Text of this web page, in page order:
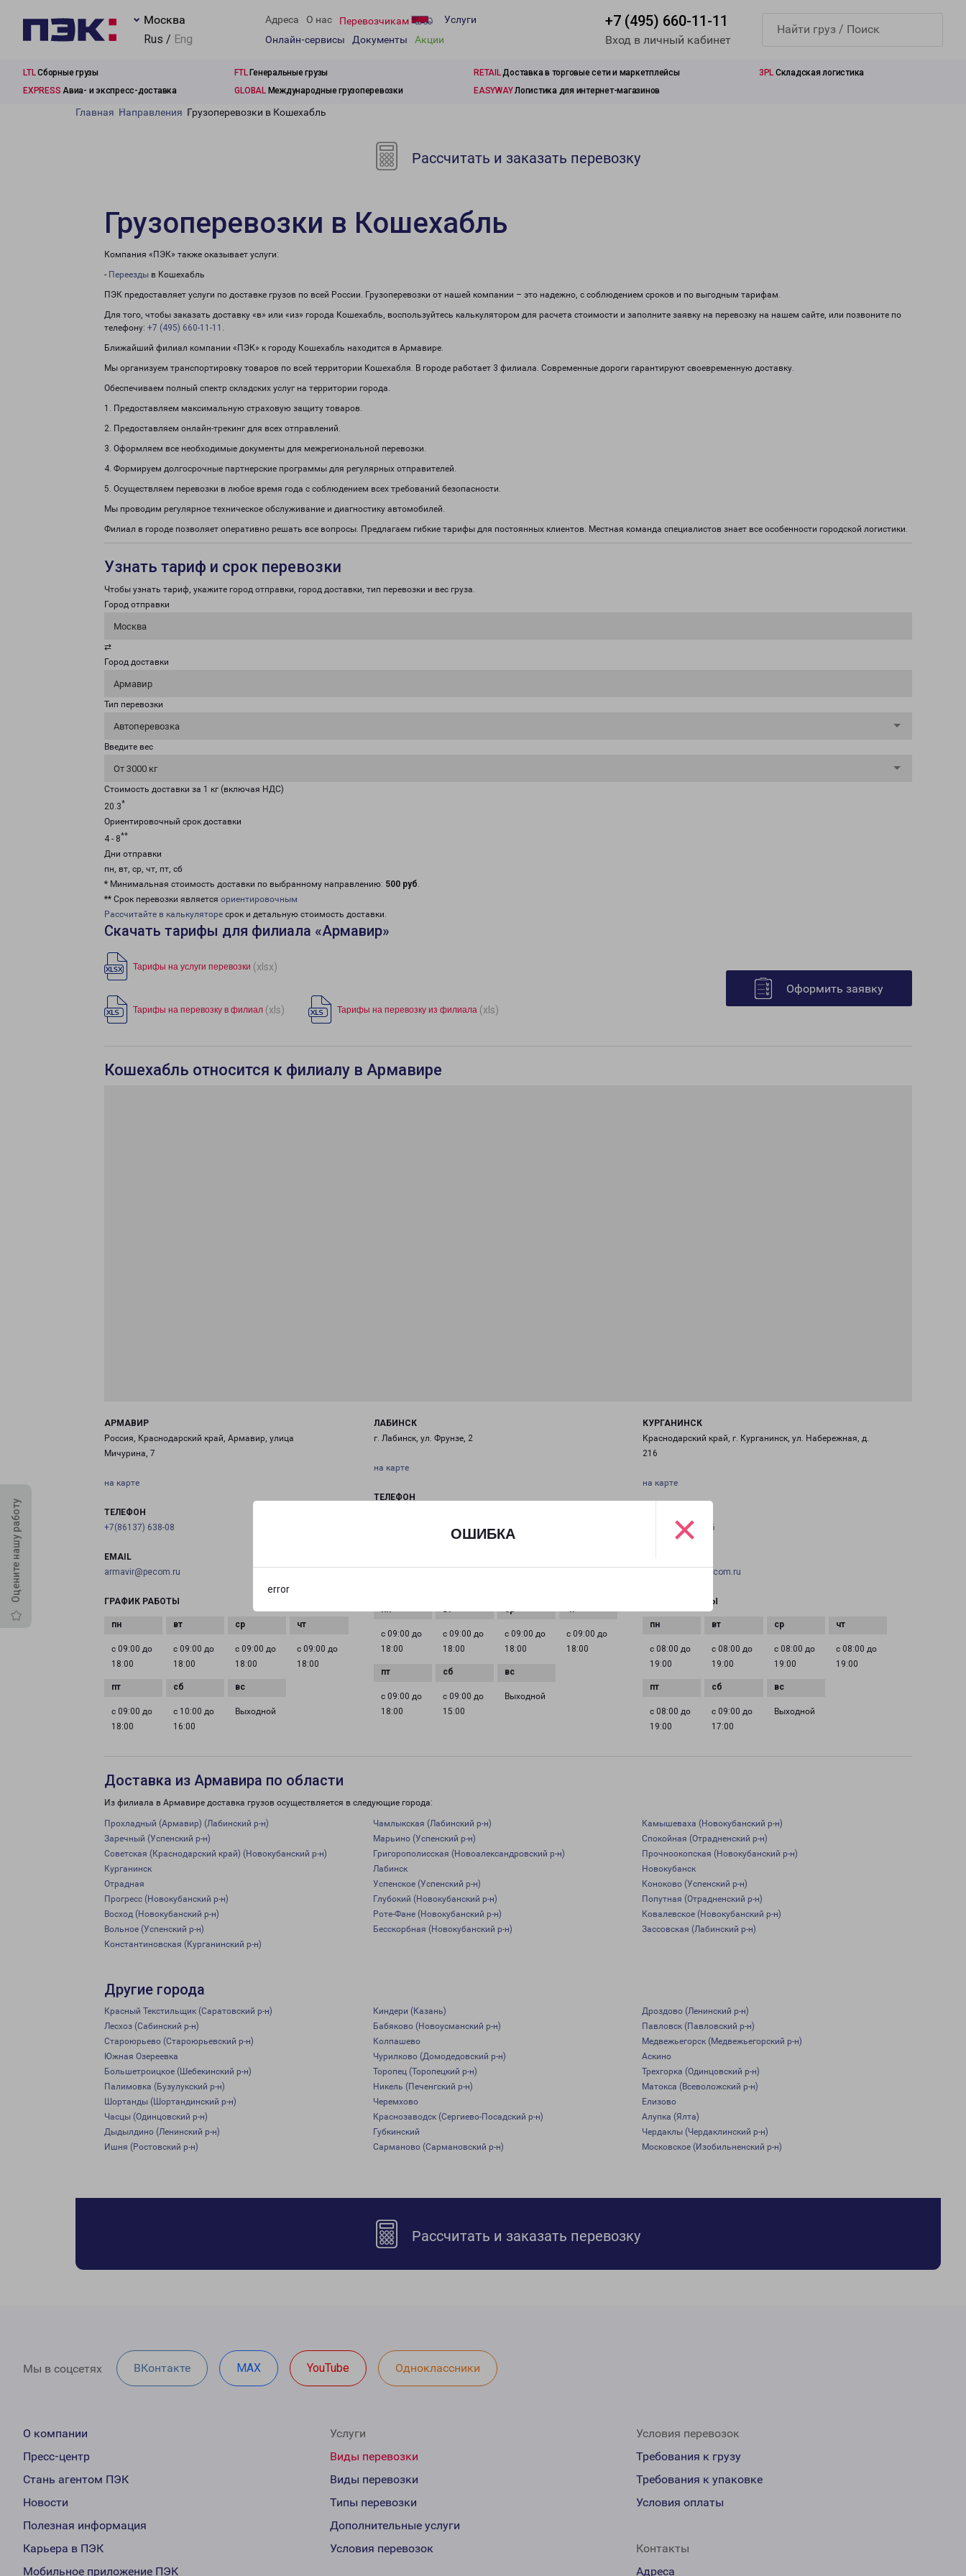
ОШИБКА
error
×
Москва
Rus / Eng
Адреса О нас Перевозчикам
Услуги
Онлайн-сервисы
Документы Акции
+7 (495) 660-11-11
Вход в личный кабинет
LTLСборные грузы FTLГенеральные грузы RETAILДоставка в торговые сети и маркетплейсы 3PL Складская логистика
EXPRESS Авиа- и экспресс-доставка GLOBALМеждународные грузоперевозки EASYWAYЛогистика для интернет-магазинов
Оцените нашу работу
Главная Направления Грузоперевозки в Кошехабль
Рассчитать и заказать перевозку
Грузоперевозки в Кошехабль
Компания «ПЭК» также оказывает услуги:
- Переезды в Кошехабль
ПЭК предоставляет услуги по доставке грузов по всей России. Грузоперевозки от нашей компании – это надежно, с соблюдением сроков и по выгодным тарифам.
Для того, чтобы заказать доставку «в» или «из» города Кошехабль, воспользуйтесь калькулятором для расчета стоимости и заполните заявку на перевозку на нашем сайте, или позвоните по
телефону: +7 (495) 660-11-11 .
Ближайший филиал компании «ПЭК» к городу Кошехабль находится в Армавире.
Мы организуем транспортировку товаров по всей территории Кошехабля. В городе работает 3 филиала. Современные дороги гарантируют своевременную доставку.
Обеспечиваем полный спектр складских услуг на территории города.
1. Предоставляем максимальную страховую защиту товаров.
2. Предоставляем онлайн-трекинг для всех отправлений.
3. Оформляем все необходимые документы для межрегиональной перевозки.
4. Формируем долгосрочные партнерские программы для регулярных отправителей.
5. Осуществляем перевозки в любое время года с соблюдением всех требований безопасности.
Мы проводим регулярное техническое обслуживание и диагностику автомобилей.
Филиал в городе позволяет оперативно решать все вопросы. Предлагаем гибкие тарифы для постоянных клиентов. Местная команда специалистов знает все особенности городской логистики.
Узнать тариф и срок перевозки
Чтобы узнать тариф, укажите город отправки, город доставки, тип перевозки и вес груза.
Город отправки
Москва
⇄
Город доставки
Армавир
Тип перевозки
Автоперевозка
Введите вес
От 3000 кг
Стоимость доставки за 1 кг (включая НДС)
20.3*
Ориентировочный срок доставки
4 - 8**
Дни отправки
пн, вт, ср, чт, пт, сб
* Минимальная стоимость доставки по выбранному направлению: 500 руб.
** Срок перевозки является ориентировочным
Рассчитайте в калькуляторе срок и детальную стоимость доставки.
Скачать тарифы для филиала «Армавир»
Тарифы на услуги перевозки (xlsx)
Тарифы на перевозку в филиал (xls) Тарифы на перевозку из филиала (xls)
Оформить заявку
Кошехабль относится к филиалу в Армавире
АРМАВИР
Россия, Краснодарский край, Армавир, улица
Мичурина, 7
на карте
ТЕЛЕФОН
+7(86137) 638-08
EMAIL
armavir@pecom.ru
ГРАФИК РАБОТЫ
с 09:00 до
18:00
с 09:00 до
18:00
с 09:00 до
18:00
с 09:00 до
18:00
с 09:00 до
18:00
с 10:00 до
16:00
Выходной
ЛАБИНСК
г. Лабинск, ул. Фрунзе, 2
на карте
ТЕЛЕФОН
с 09:00 до
18:00
с 09:00 до
18:00
с 09:00 до
18:00
с 09:00 до
18:00
с 09:00 до
18:00
с 09:00 до
15:00
Выходной
КУРГАНИНСК
Краснодарский край, г. Курганинск, ул. Набережная, д.
216
на карте
+7(86147) 6-60-56
EMAIL
Kurganinsk-fr@pecom.ru
ГРАФИК РАБОТЫ
с 08:00 до
19:00
с 08:00 до
19:00
с 08:00 до
19:00
с 08:00 до
19:00
с 08:00 до
19:00
с 09:00 до
17:00
Выходной
Доставка из Армавира по области
Из филиала в Армавире доставка грузов осуществляется в следующие города:
Прохладный (Армавир) (Лабинский р-н) Чамлыкская (Лабинский р-н)
Камышеваха (Новокубанский р-н)
Заречный (Успенский р-н)
Марьино (Успенский р-н)
Спокойная (Отрадненский р-н)
Советская (Краснодарский край) (Новокубанский р-н)
Григорополисская (Новоалександровский р-н)
Прочноокопская (Новокубанский р-н)
Курганинск
Лабинск
Новокубанск
Отрадная
Успенское (Успенский р-н)
Коноково (Успенский р-н)
Прогресс (Новокубанский р-н)
Глубокий (Новокубанский р-н)
Попутная (Отрадненский р-н)
Восход (Новокубанский р-н)
Роте-Фане (Новокубанский р-н)
Ковалевское (Новокубанский р-н)
Вольное (Успенский р-н)
Бесскорбная (Новокубанский р-н)
Зассовская (Лабинский р-н)
Константиновская (Курганинский р-н)
Другие города
Красный Текстильщик (Саратовский р-н) Киндери (Казань)
Дроздово (Ленинский р-н)
Лесхоз (Сабинский р-н)
Бабяково (Новоусманский р-н)
Павловск (Павловский р-н)
Староюрьево (Староюрьевский р-н)
Колпашево
Медвежьегорск (Медвежьегорский р-н)
Южная Озереевка
Чурилково (Домодедовский р-н)
Аскино
Большетроицкое (Шебекинский р-н)
Торопец (Торопецкий р-н)
Трехгорка (Одинцовский р-н)
Палимовка (Бузулукский р-н)
Никель (Печенгский р-н)
Матокса (Всеволожский р-н)
Шортанды (Шортандинский р-н)
Черемхово
Елизово
Часцы (Одинцовский р-н)
Краснозаводск (Сергиево-Посадский р-н)
Алупка (Ялта)
Дыдылдино (Ленинский р-н)
Губкинский
Чердаклы (Чердаклинский р-н)
Ишня (Ростовский р-н)
Сарманово (Сармановский р-н) Московское (Изобильненский р-н)
Рассчитать и заказать перевозку
Мы в соцсетях ВКонтакте MAX YouTube Одноклассники
О компании
Пресс-центр
Стань агентом ПЭК
Новости
Полезная информация
Карьера в ПЭК
Мобильное приложение ПЭК
Услуги
Виды перевозки
Виды перевозки
Типы перевозки
Дополнительные услуги
Условия перевозок
Условия перевозок
Требования к грузу
Требования к упаковке
Условия оплаты
Контакты
Адреса